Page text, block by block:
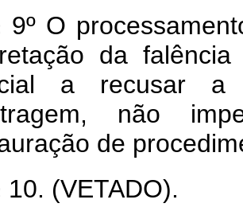
9º O
da
a recusar a
não
de
10. (VETADO).